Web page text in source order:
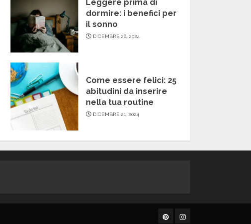
Leggere prima di
dormire: i benefici per
il sonno
DICEMBRE 26, 2024
Come essere felici: 25
abitudini da inserire
nella tua routine
DICEMBRE 21, 2024
PinterestInstagram